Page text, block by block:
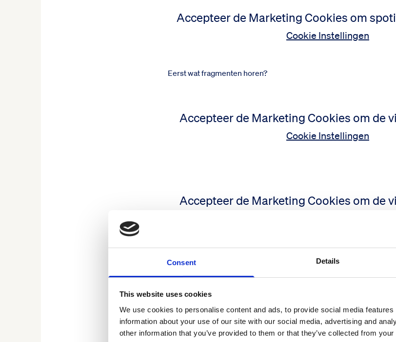
Consent Details
This website uses cookies
We use cookies to personalise content and ads, to provide social media
information about your use of our site with our social media, advertising and
other information that you’ve provided to them or that they’ve collected from
Accepteer de Marketing Cookies om
Cookie Instellingen
Eerst wat fragmenten horen?
Accepteer de Marketing Cookies om de
Cookie Instellingen
Accepteer de Marketing Cookies om de
meningen en perspectieven op zou willen horen?